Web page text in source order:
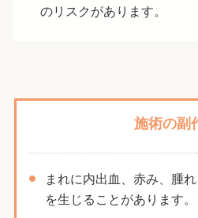
のリスクがあります。
施術の副
まれに内出血、赤み、腫
を生じることがあります。